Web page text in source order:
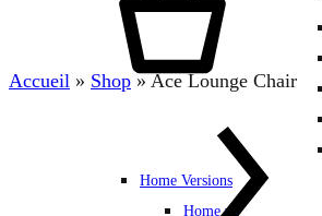
Home Versions
Home v8
Accueil » Shop »Ace Lounge Chair